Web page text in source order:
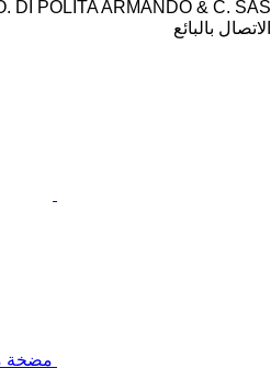
DI POLITA ARMANDO & C. SAS
الاتصال بالبائع